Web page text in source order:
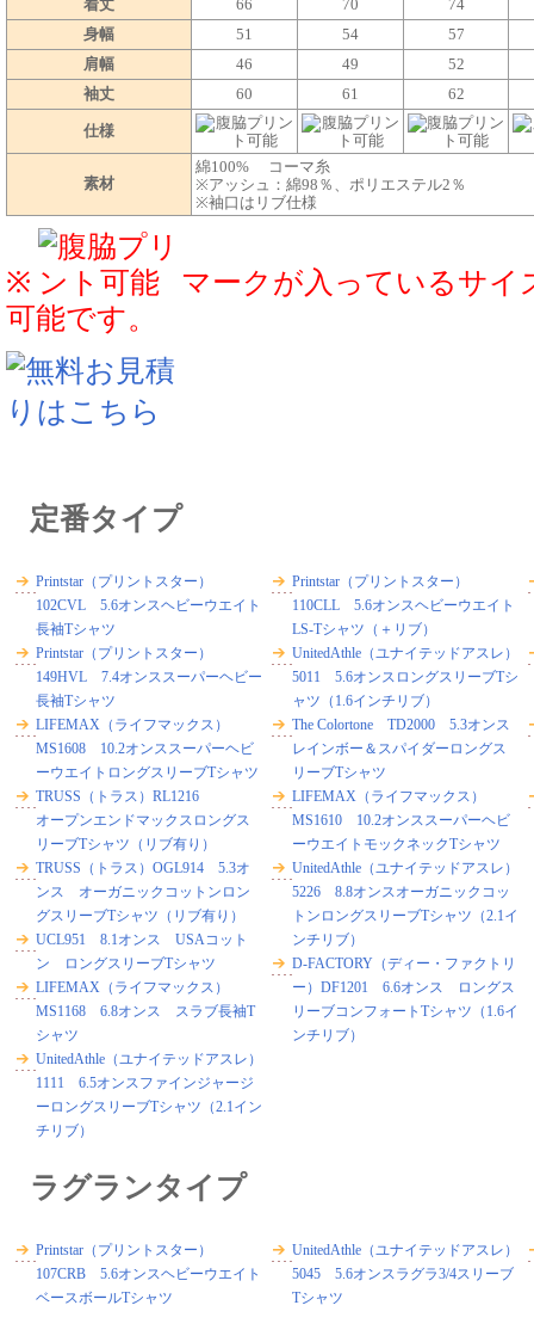
着丈 66 70
74
身幅
51 54
57
肩幅
46 49
52
袖丈
60 61 62
仕様
素材
綿100% コーマ糸
※アッシュ：綿98％、ポリエステル2％
※袖口はリブ仕様
※
マークが入っているサイ
可能です。
定番タイプ
Printstar（プリントスター）
102CVL 5.6オンスヘビーウエイト
長袖Tシャツ
Printstar（プリントスター）
149HVL 7.4オンススーパーヘビー
長袖Tシャツ
LIFEMAX（ライフマックス）
MS1608 10.2オンススーパーヘビ
ーウエイトロングスリーブTシャツ
TRUSS（トラス）RL1216
オープンエンドマックスロングス
リーブTシャツ（リブ有り）
TRUSS（トラス）OGL914 5.3オ
ンス オーガニックコットンロン
グスリーブTシャツ（リブ有り）
UCL951 8.1オンス USAコット
ン ロングスリーブTシャツ
LIFEMAX（ライフマックス）
MS1168 6.8オンス スラブ長袖T
シャツ
UnitedAthle（ユナイテッドアスレ）
1111 6.5オンスファインジャージ
ーロングスリーブTシャツ（2.1イン
チリブ）
Printstar（プリントスター）
110CLL 5.6オンスヘビーウエイト
LS-Tシャツ（＋リブ）
UnitedAthle（ユナイテッドアスレ）
5011 5.6オンスロングスリーブTシ
ャツ（1.6インチリブ）
The Colortone TD2000 5.3オンス
レインボー＆スパイダーロングス
リーブTシャツ
LIFEMAX（ライフマックス）
MS1610 10.2オンススーパーヘビ
ーウエイトモックネックTシャツ
UnitedAthle（ユナイテッドアスレ）
5226 8.8オンスオーガニックコッ
トンロングスリーブTシャツ（2.1イ
ンチリブ）
D-FACTORY（ディー・ファクトリ
ー）DF1201 6.6オンス ロングス
リーブコンフォートTシャツ（1.6イ
ンチリブ）
ラグランタイプ
Printstar（プリントスター）
107CRB 5.6オンスヘビーウエイト
ベースボールTシャツ
UnitedAthle（ユナイテッドアスレ）
5045 5.6オンスラグラ3/4スリーブ
Tシャツ